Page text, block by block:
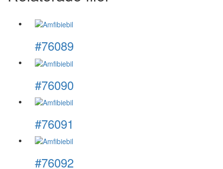
#76089
#76090
#76091
#76092